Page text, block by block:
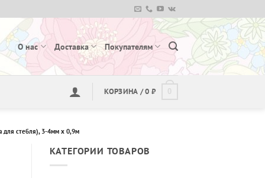
О нас Доставка Покупателям
КОРЗИНА /0 ₽
для стебля), 3-4мм х 0,9м
КАТЕГОРИИ ТОВАРОВ